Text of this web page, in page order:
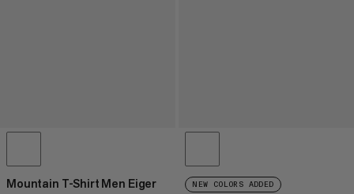
Mountain T-Shirt Men Eiger NEW COLORS ADDED